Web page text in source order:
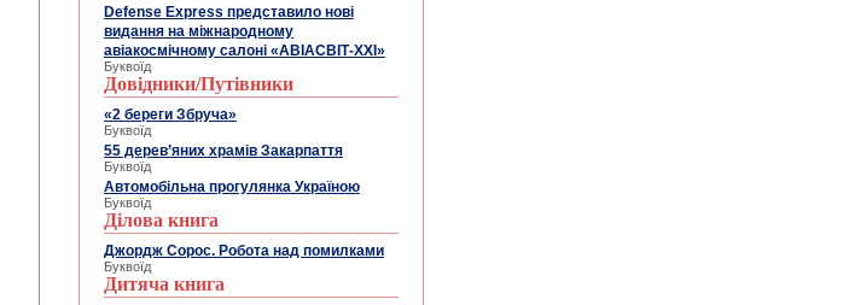
Defense Express представило нові
видання на міжнародному
авіакосмічному салоні «АВIАСВIТ-XXI»
Буквоїд
Довідники/Путівники
«2 береги Збруча»
Буквоїд
55 дерев’яних храмів Закарпаття
Буквоїд
Автомобільна прогулянка Україною
Буквоїд
Ділова книга
Джордж Сорос. Робота над помилками
Буквоїд
Дитяча книга